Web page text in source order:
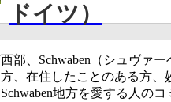
ドイツ）
部、Schwaben（シュヴァー
、在住したことのある方、
地方を愛する人の